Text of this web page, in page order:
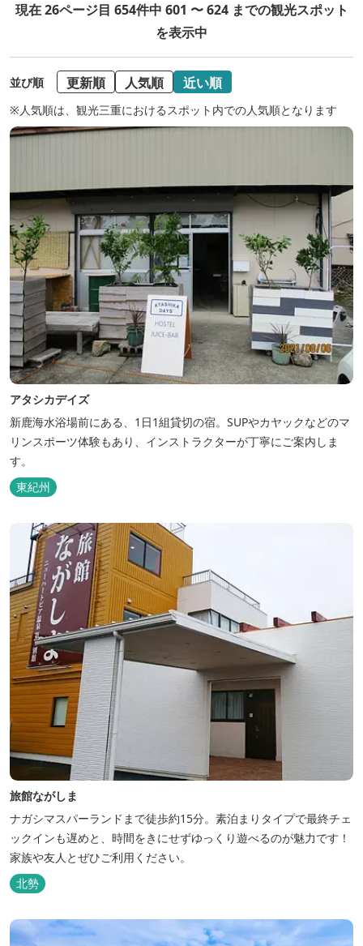
現在 26ページ目 654件中 601 〜 624 までの観光スポット
を表示中
並び順 更新順 人気順 近い順
※人気順は、観光三重におけるスポット内での人気順となります
アタシカデイズ
新鹿海水浴場前にある、1日1組貸切の宿。SUPやカヤックなどのマ
リンスポーツ体験もあり、インストラクターが丁寧にご案内しま
す。
東紀州
旅館ながしま
ナガシマスパーランドまで徒歩約15分。素泊まりタイプで最終チェ
ックインも遅めと、時間をきにせずゆっくり遊べるのが魅力です！
家族や友人とぜひご利用ください。
北勢